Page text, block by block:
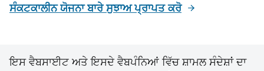
ਸੰਕਟਕਾਲੀਨ ਯੋਜਨਾ ਬਾਰੇ ਸੁਝਾਅ ਪ੍ਰਾਪਤ ਕਰੋ
ਇਸ ਵੈਬਸਾਈਟ ਅਤੇ ਇਸਦੇ ਵੈਬਪੰਨਿਆਂ ਵਿੱਚ ਸ਼ਾਮਲ ਸੰਦੇਸ਼ਾਂ ਦਾ